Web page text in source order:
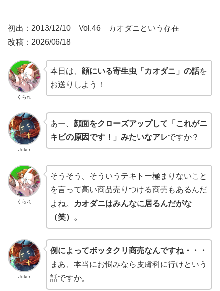
初出：2013/12/10 Vol.46 カオダニという存在
改稿：2026/06/18
くられ
本日は、 顔にいる寄生虫「カオダニ」の話を
お送りしよう！
Joker
あー、 顔面をクローズアップして「これがニ
キビの原因です！」みたいなアレですか？
くられ
そうそう、そういうテキトー極まりないこと
を言って高い商品売りつける商売もあるんだ
よね。
カオダニはみんなに居るんだがな
（笑）。
Joker
例によってボッタクリ商売なんですね・・・
まあ、本当にお悩みなら皮膚科に行けという
話ですか。